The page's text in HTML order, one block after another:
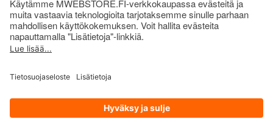
Uutiskirje
Uutiset ja artikkelit